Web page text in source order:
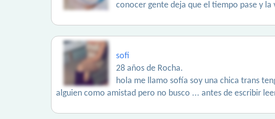
conocer gente deja que el tiempo pase y
sofi
28 años de Rocha.
hola me llamo sofía soy una chica trans
alguien como amistad pero no busco ... antes de escribir